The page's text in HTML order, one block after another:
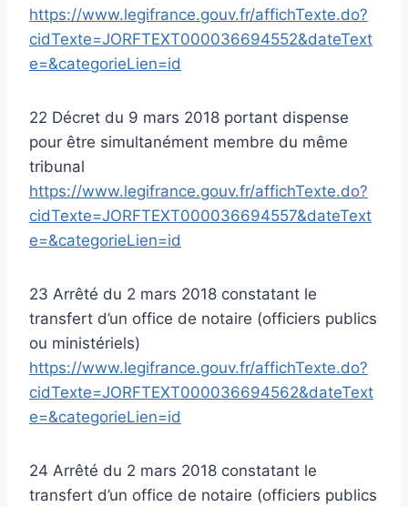
https://www.legifrance.gouv.fr/affichTexte.do?
cidTexte=JORFTEXT000036694552&dateText
e=&categorieLien=id
22 Décret du 9 mars 2018 portant dispense
pour être simultanément membre du même
tribunal
https://www.legifrance.gouv.fr/affichTexte.do?
cidTexte=JORFTEXT000036694557&dateText
e=&categorieLien=id
23 Arrêté du 2 mars 2018 constatant le
transfert d’un office de notaire (officiers publics
ou ministériels)
https://www.legifrance.gouv.fr/affichTexte.do?
cidTexte=JORFTEXT000036694562&dateText
e=&categorieLien=id
24 Arrêté du 2 mars 2018 constatant le
transfert d’un office de notaire (officiers publics